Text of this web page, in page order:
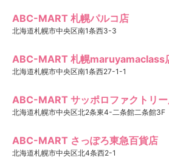
ABC-MART 札幌パルコ店
北海道札幌市中央区南1条西3-3
ABC-MART 札幌maruyamaclass
北海道札幌市中央区南1条西27-1-1
ABC-MART サッポロファクトリ
北海道札幌市中央区北2条東4-二条館二条館3F
ABC-MART さっぽろ東急百貨店
北海道札幌市中央区北4条西2-1